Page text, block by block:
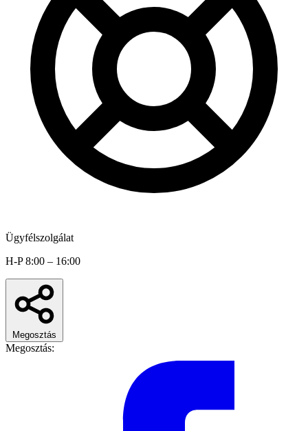
Ügyfélszolgálat
H-P 8:00 – 16:00
Megosztás
Megosztás: